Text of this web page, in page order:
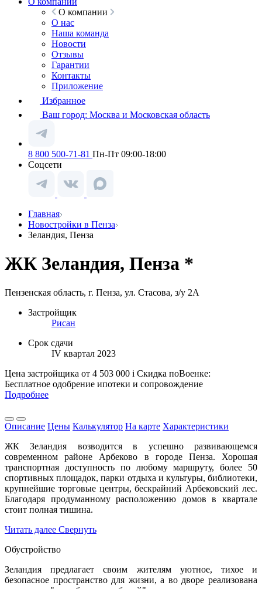
О компании
О нас
Наша команда
Новости
Отзывы
Гарантии
Контакты
Приложение
Избранное
Ваш город: Москва и Московская область
8 800 500-71-81 Пн-Пт 09:00-18:00
Соцсети
Главная
Новостройки в Пенза
Зеландия, Пенза
ЖК Зеландия, Пенза *
Пензенская область, г. Пенза, ул. Стасова, з/у 2А
Застройщик
Рисан
Срок сдачи
IV квартал 2023
Цена застройщика от 4 503 000 i Скидка поВоенке:
Бесплатное одобрение ипотеки и сопровождение
Подробнее
Описание Цены Калькулятор На карте Характеристики
ЖК Зеландия возводится в успешно развивающемся
современном районе Арбеково в городе Пенза. Хорошая
транспортная доступность по любому маршруту, более 50
спортивных площадок, парки отдыха и культуры, библиотеки,
крупнейшие торговые центры, бескрайний Арбековский лес.
Благодаря продуманному расположению домов в квартале
стоит полная тишина.
Читать далее Свернуть
Обустройство
Зеландия предлагает своим жителям уютное, тихое и
безопасное пространство для жизни, а во дворе реализована